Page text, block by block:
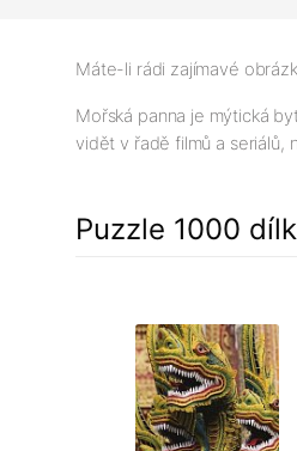
Máte-li rádi zajímavé
Mořská panna je mýtická
vidět v řadě filmů a seriálů,
Puzzle 1000